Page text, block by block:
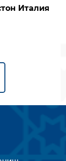
Италия